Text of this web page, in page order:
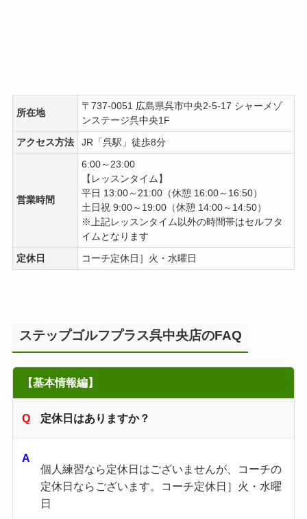
所在地
〒737-0051 広島県呉市中央2-5-17 シャーメゾ
ンステージ呉中央1F
アクセス方法 JR「呉駅」徒歩8分
営業時間
6:00～23:00
【レッスンタイム】
平日 13:00～21:00（休憩 16:00～16:50）
土日祝 9:00～19:00（休憩 14:00～14:50）
※上記レッスンタイム以外の時間帯はセルフタ
イムとなります
定休日 コーチ定休日］火・水曜日
ステップゴルフプラス呉中央店のFAQ
【基本情報編】
定休日はありますか？
個人練習なら定休日はございませんが、コーチの
定休日ならございます。コーチ定休日］火・水曜
日